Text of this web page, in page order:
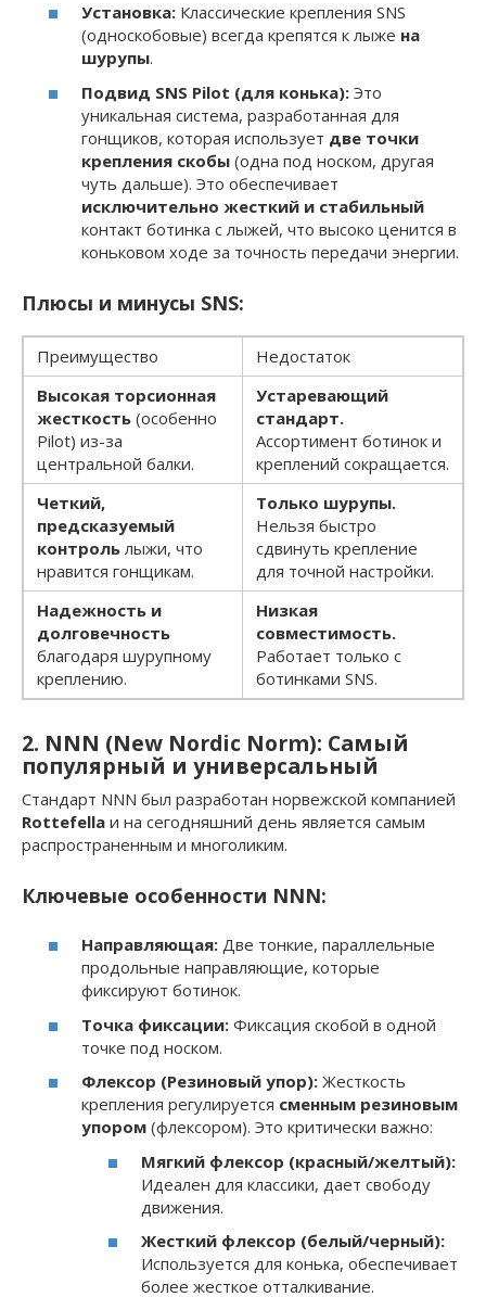
Установка: Классические крепления SNS
(односкобовые) всегда крепятся к лыже на
шурупы.
Подвид SNS Pilot (для конька): Это
уникальная система, разработанная для
гонщиков, которая использует две точки
крепления скобы (одна под носком, другая
чуть дальше). Это обеспечивает
исключительно жесткий и стабильный
контакт ботинка с лыжей, что высоко ценится в
коньковом ходе за точность передачи энергии.
Плюсы и минусы SNS:
Преимущество
Недостаток
Высокая торсионная
жесткость (особенно
Pilot) из-за
центральной балки.
Устаревающий
стандарт.
Ассортимент ботинок и
креплений сокращается.
Четкий,
предсказуемый
контроль лыжи, что
нравится гонщикам.
Только шурупы.
Нельзя быстро
сдвинуть крепление
для точной настройки.
Надежность и
долговечность
благодаря шурупному
креплению.
Низкая
совместимость.
Работает только с
ботинками SNS.
2. NNN (New Nordic Norm): Самый
популярный и универсальный
Стандарт NNN был разработан норвежской компанией
Rottefella и на сегодняшний день является самым
распространенным и многоликим.
Ключевые особенности NNN:
Направляющая: Две тонкие, параллельные
продольные направляющие, которые
фиксируют ботинок.
Точка фиксации: Фиксация скобой в одной
точке под носком.
Флексор (Резиновый упор): Жесткость
крепления регулируется сменным резиновым
упором (флексором). Это критически важно:
Мягкий флексор (красный/желтый):
Идеален для классики, дает свободу
движения.
Жесткий флексор (белый/черный):
Используется для конька, обеспечивает
более жесткое отталкивание.